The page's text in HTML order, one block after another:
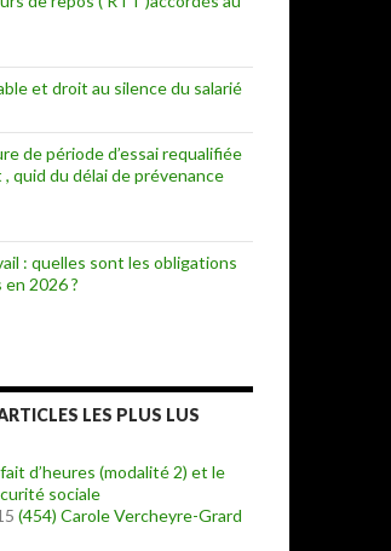
et droit au silence du salarié
de période d’essai requalifiée
quid du délai de prévenance
: quelles sont les obligations
2026 ?
LES PLUS LUS
d’heures (modalité 2) et le
sociale
(454) Carole Vercheyre-Grard